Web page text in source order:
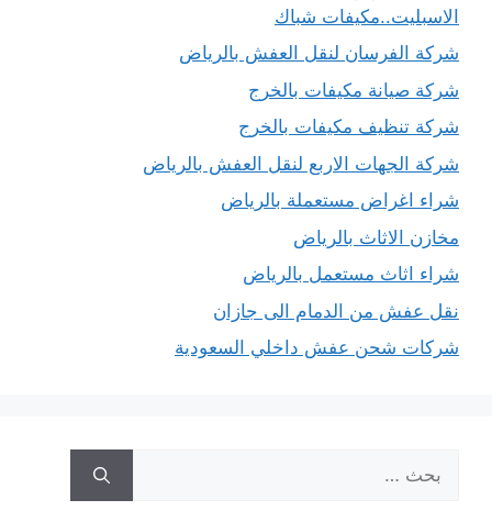
الاسبليت..مكيفات شباك
شركة الفرسان لنقل العفش بالرياض
شركة صيانة مكيفات بالخرج
شركة تنظيف مكيفات بالخرج
شركة الجهات الاربع لنقل العفش بالرياض
شراء اغراض مستعملة بالرياض
مخازن الاثاث بالرياض
شراء اثاث مستعمل بالرياض
نقل عفش من الدمام الى جازان
شركات شحن عفش داخلي السعودية
عن: